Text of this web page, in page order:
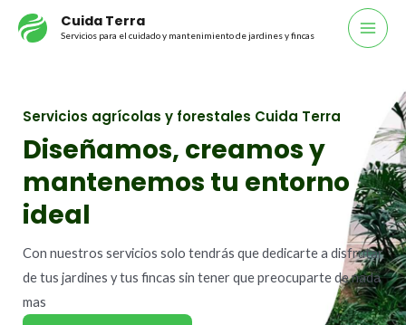
Cuida Terra
Servicios para el cuidado y mantenimiento de jardines y fincas
Servicios agrícolas y forestales Cuida Terra
Diseñamos, creamos y
mantenemos tu entorno
ideal
Con nuestros servicios solo tendrás que dedicarte a disfrutar
de tus jardines y tus fincas sin tener que preocuparte de nada
mas